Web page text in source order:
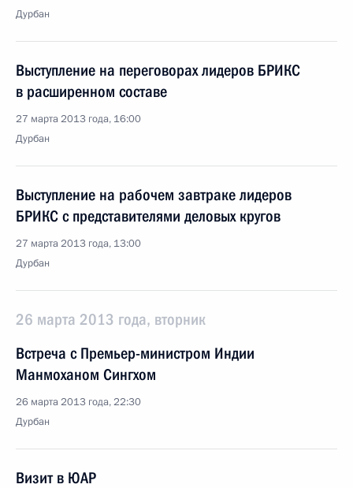
Дурбан
Выступление на переговорах лидеров БРИКС
в расширенном составе
27 марта 2013 года, 16:00
Дурбан
Выступление на рабочем завтраке лидеров
БРИКС с представителями деловых кругов
27 марта 2013 года, 13:00
Дурбан
26 марта 2013 года, вторник
Встреча с Премьер-министром Индии
Манмоханом Сингхом
26 марта 2013 года, 22:30
Дурбан
Визит в ЮАР